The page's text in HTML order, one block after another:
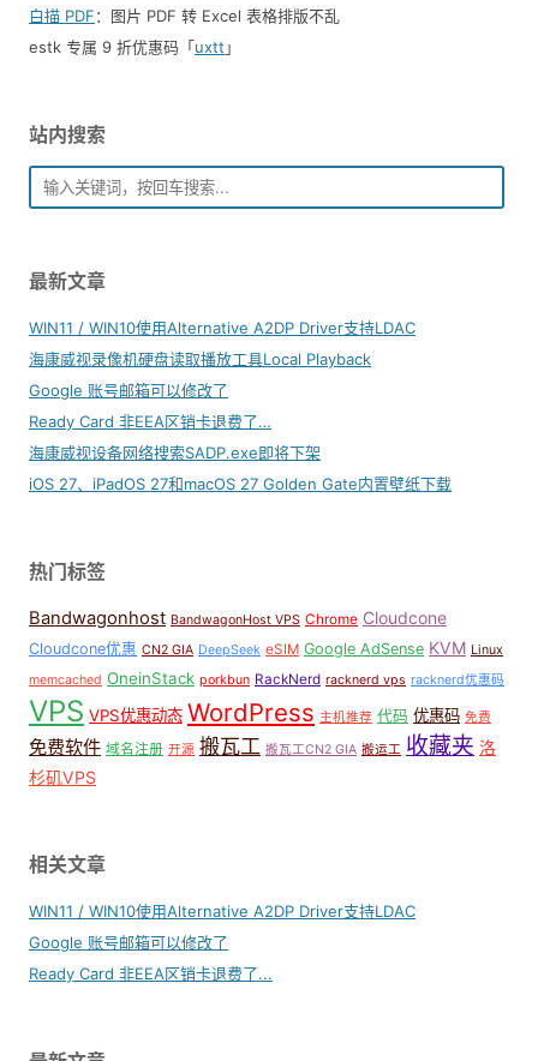
白描 PDF：图片 PDF 转 Excel 表格排版不乱
estk 专属 9 折优惠码「uxtt 」
站内搜索
最新文章
WIN11 / WIN10使用Alternative A2DP Driver支持LDAC
海康威视录像机硬盘读取播放工具Local Playback
Google 账号邮箱可以修改了
Ready Card 非EEA区销卡退费了…
海康威视设备网络搜索SADP.exe即将下架
iOS 27、iPadOS 27和macOS 27 Golden Gate内置壁纸下载
热门标签
Bandwagonhost BandwagonHost VPS Chrome Cloudcone
Cloudcone优惠 CN2 GIA DeepSeek eSIM Google AdSense KVM Linux
memcached OneinStack porkbun RackNerd racknerd vps racknerd优惠码
VPS VPS优惠动态 WordPress 主机推荐 代码 优惠码 免费
免费软件 域名注册 开源 搬瓦工 搬瓦工CN2 GIA 搬运工 收藏夹 洛
杉矶VPS
相关文章
WIN11 / WIN10使用Alternative A2DP Driver支持LDAC
Google 账号邮箱可以修改了
Ready Card 非EEA区销卡退费了...